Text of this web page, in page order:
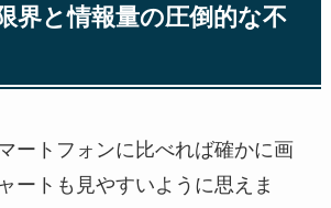
界と情報量の圧倒的な不
ートフォンに比べれば確かに画
ートも見やすいように思えま